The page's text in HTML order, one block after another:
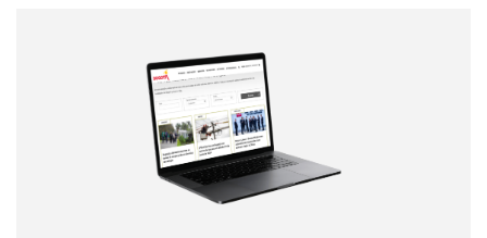
Correo electrónico
Tipo de comentario